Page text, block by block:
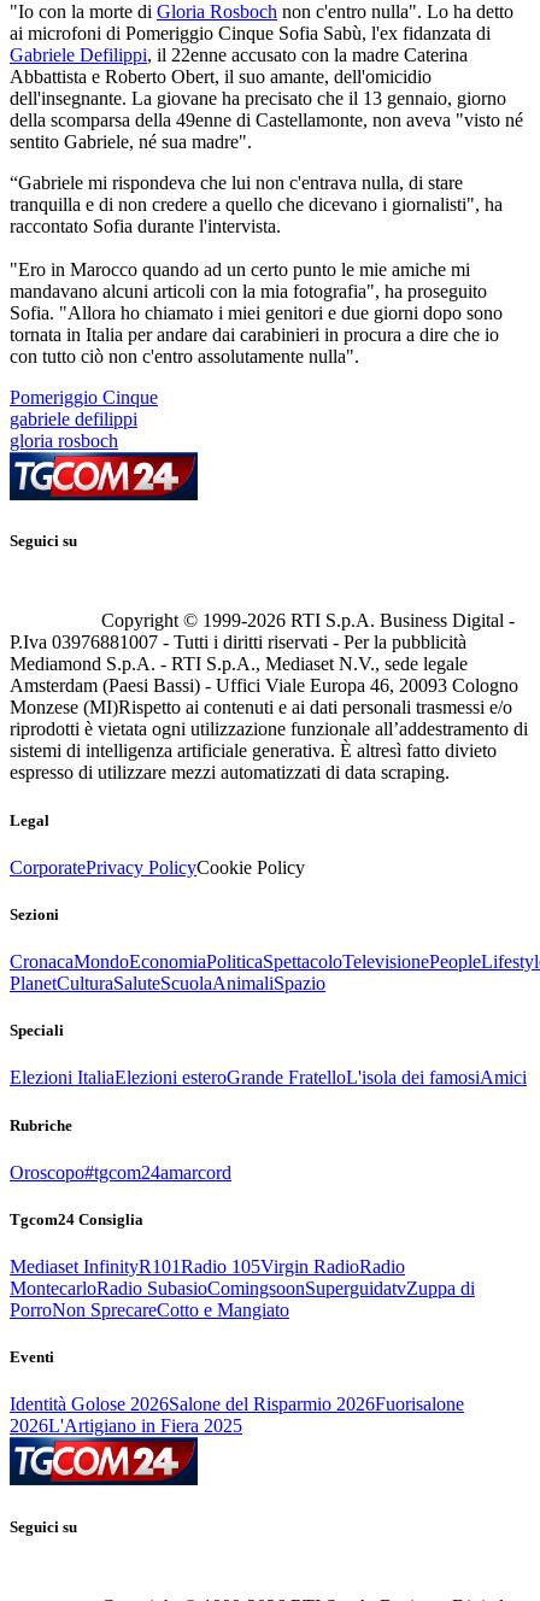
"Io con la morte di Gloria Rosboch non c'entro nulla". Lo ha detto
ai microfoni di Pomeriggio Cinque Sofia Sabù, l'ex fidanzata di
Gabriele Defilippi, il 22enne accusato con la madre Caterina
Abbattista e Roberto Obert, il suo amante, dell'omicidio
dell'insegnante. La giovane ha precisato che il 13 gennaio, giorno
della scomparsa della 49enne di Castellamonte, non aveva "visto né
sentito Gabriele, né sua madre".
“Gabriele mi rispondeva che lui non c'entrava nulla, di stare
tranquilla e di non credere a quello che dicevano i giornalisti", ha
raccontato Sofia durante l'intervista.
"Ero in Marocco quando ad un certo punto le mie amiche mi
mandavano alcuni articoli con la mia fotografia", ha proseguito
Sofia. "Allora ho chiamato i miei genitori e due giorni dopo sono
tornata in Italia per andare dai carabinieri in procura a dire che io
con tutto ciò non c'entro assolutamente nulla".
Pomeriggio Cinque
gabriele defilippi
gloria rosboch
Seguici su
Copyright © 1999-2026 RTI S.p.A. Business Digital -
P.Iva 03976881007 - Tutti i diritti riservati - Per la pubblicità
Mediamond S.p.A. - RTI S.p.A., Mediaset N.V., sede legale
Amsterdam (Paesi Bassi) - Uffici Viale Europa 46, 20093 Cologno
Monzese (MI)Rispetto ai contenuti e ai dati personali trasmessi e/o
riprodotti è vietata ogni utilizzazione funzionale all’addestramento di
sistemi di intelligenza artificiale generativa. È altresì fatto divieto
espresso di utilizzare mezzi automatizzati di data scraping.
Legal
CorporatePrivacy PolicyCookie Policy
Sezioni
CronacaMondoEconomiaPoliticaSpettacoloTelevisionePeople
PlanetCulturaSaluteScuolaAnimaliSpazio
Speciali
Elezioni ItaliaElezioni esteroGrande FratelloL'isola dei famosiAmici
Rubriche
Oroscopo#tgcom24amarcord
Tgcom24 Consiglia
Mediaset InfinityR101Radio 105Virgin RadioRadio
MontecarloRadio SubasioComingsoonSuperguidatvZuppa di
PorroNon SprecareCotto e Mangiato
Eventi
Identità Golose 2026Salone del Risparmio 2026Fuorisalone
2026L'Artigiano in Fiera 2025
Seguici su